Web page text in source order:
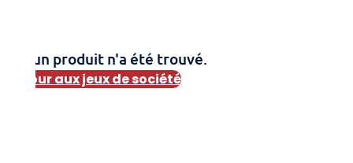
Aucun produit n'a été trouvé.
Retour aux jeux de société